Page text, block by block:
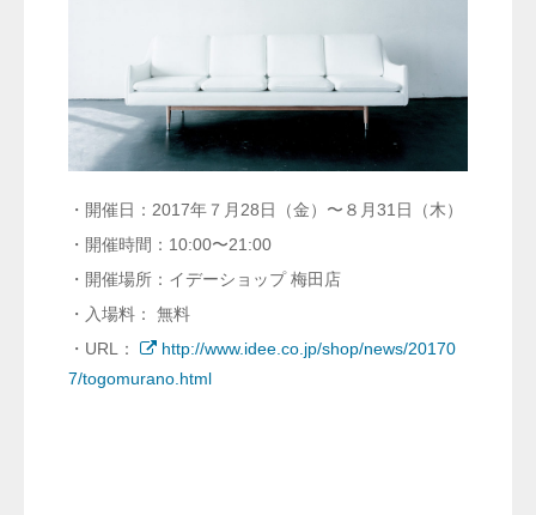
・開催日：2017年７月28日（金）〜８月31日（木）
・開催時間：10:00〜21:00
・開催場所：イデーショップ 梅田店
・入場料： 無料
・URL：
http://www.idee.co.jp/shop/news/20170
7/togomurano.html